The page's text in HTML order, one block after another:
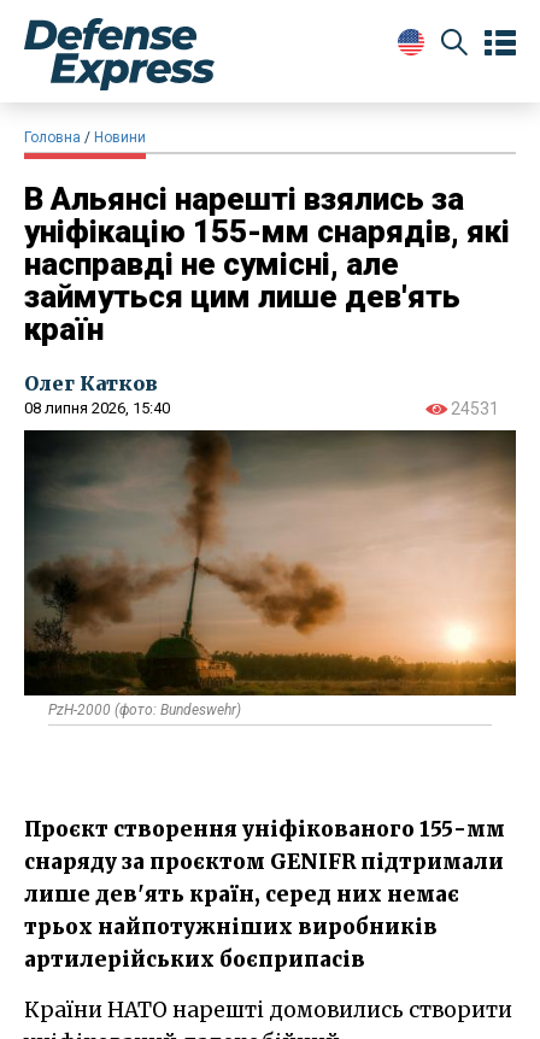
Головна Новини
В Альянсі нарешті взялись за
уніфікацію 155-мм снарядів, які
насправді не сумісні, але
займуться цим лише дев'ять
країн
Олег Катков
08 липня 2026, 15:40 24531
PzH-2000 (фото: Bundeswehr)
Проєкт створення уніфікованого 155-мм
снаряду за проєктом GENIFR підтримали
лише дев'ять країн, серед них немає
трьох найпотужніших виробників
артилерійських боєприпасів
Країни НАТО нарешті домовились створити